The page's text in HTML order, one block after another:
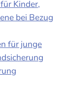
Kinder,
bei Bezug
für junge